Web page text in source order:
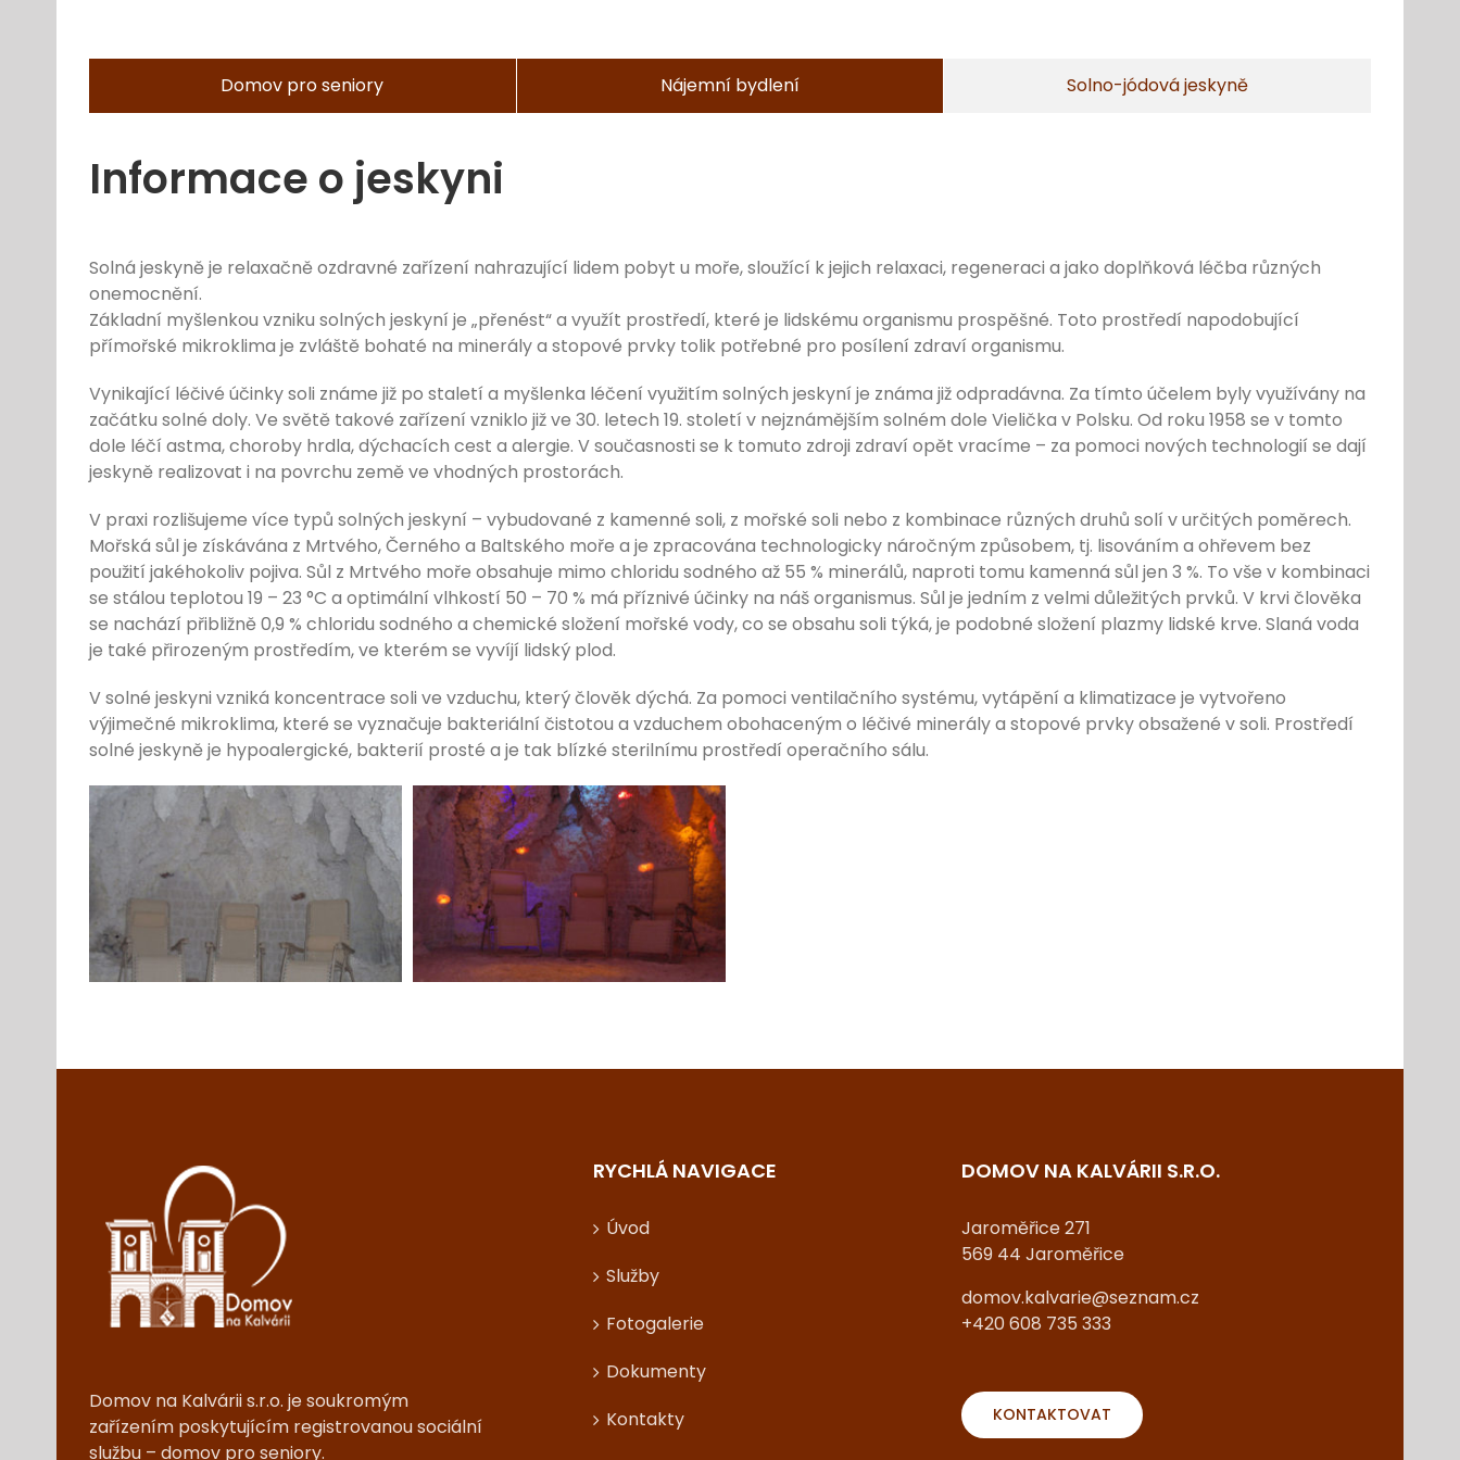
Domov pro seniory Nájemní bydlení Solno-jódová jeskyně
Informace o jeskyni
Solná jeskyně je relaxačně ozdravné zařízení nahrazující lidem pobyt u moře, sloužící k jejich relaxaci, regeneraci a jako doplňková léčba různých
onemocnění.
Základní myšlenkou vzniku solných jeskyní je „přenést“ a využít prostředí, které je lidskému organismu prospěšné. Toto prostředí napodobující
přímořské mikroklima je zvláště bohaté na minerály a stopové prvky tolik potřebné pro posílení zdraví organismu.
Vynikající léčivé účinky soli známe již po staletí a myšlenka léčení využitím solných jeskyní je známa již odpradávna. Za tímto účelem byly využívány na
začátku solné doly. Ve světě takové zařízení vzniklo již ve 30. letech 19. století v nejznámějším solném dole Vielička v Polsku. Od roku 1958 se v tomto
dole léčí astma, choroby hrdla, dýchacích cest a alergie. V současnosti se k tomuto zdroji zdraví opět vracíme – za pomoci nových technologií se dají
jeskyně realizovat i na povrchu země ve vhodných prostorách.
V praxi rozlišujeme více typů solných jeskyní – vybudované z kamenné soli, z mořské soli nebo z kombinace různých druhů solí v určitých poměrech.
Mořská sůl je získávána z Mrtvého, Černého a Baltského moře a je zpracována technologicky náročným způsobem, tj. lisováním a ohřevem bez
použití jakéhokoliv pojiva. Sůl z Mrtvého moře obsahuje mimo chloridu sodného až 55 % minerálů, naproti tomu kamenná sůl jen 3 %. To vše v kombinaci
se stálou teplotou 19 – 23 °C a optimální vlhkostí 50 – 70 % má příznivé účinky na náš organismus. Sůl je jedním z velmi důležitých prvků. V krvi člověka
se nachází přibližně 0,9 % chloridu sodného a chemické složení mořské vody, co se obsahu soli týká, je podobné složení plazmy lidské krve. Slaná voda
je také přirozeným prostředím, ve kterém se vyvíjí lidský plod.
V solné jeskyni vzniká koncentrace soli ve vzduchu, který člověk dýchá. Za pomoci ventilačního systému, vytápění a klimatizace je vytvořeno
výjimečné mikroklima, které se vyznačuje bakteriální čistotou a vzduchem obohaceným o léčivé minerály a stopové prvky obsažené v soli. Prostředí
solné jeskyně je hypoalergické, bakterií prosté a je tak blízké sterilnímu prostředí operačního sálu.
Domov na Kalvárii s.r.o. je soukromým
zařízením poskytujícím registrovanou sociální
službu – domov pro seniory.
RYCHLÁ NAVIGACE
Úvod
Služby
Fotogalerie
Dokumenty
Kontakty
DOMOV NA KALVÁRII S.R.O.
Jaroměřice 271
569 44 Jaroměřice
domov.kalvarie@seznam.cz
+420 608 735 333
KONTAKTOVAT